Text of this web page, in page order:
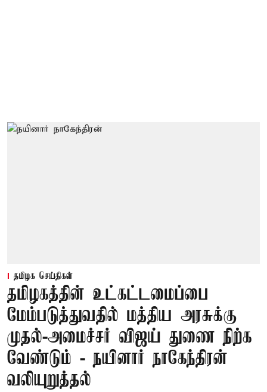
தமிழக செய்திகள்
தமிழகத்தின் உட்கட்டமைப்பை
மேம்படுத்துவதில் மத்திய அரசுக்கு
முதல்-அமைச்சர் விஜய் துணை நிற்க
வேண்டும் - நயினார் நாகேந்திரன்
வலியுறுத்தல்